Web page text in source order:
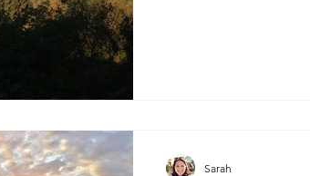
Sarah